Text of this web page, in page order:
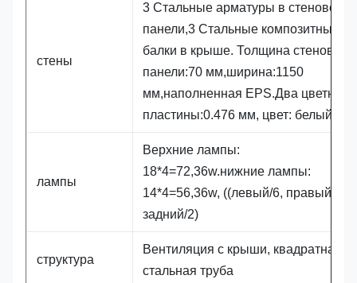
стены
3 Стальные арматуры в стеновой
панели,3 Стальные композитные
балки в крыше. Толщина стеновой
панели:70 мм,ширина:1150
мм,наполненная EPS.Два цветные
пластины:0.476 мм, цвет: белый
лампы
Верхние лампы:
18*4=72,36w.нижние лампы:
14*4=56,36w, ((левый/6, правый/6,
задний/2)
структура
Вентиляция с крыши, квадратная
стальная труба